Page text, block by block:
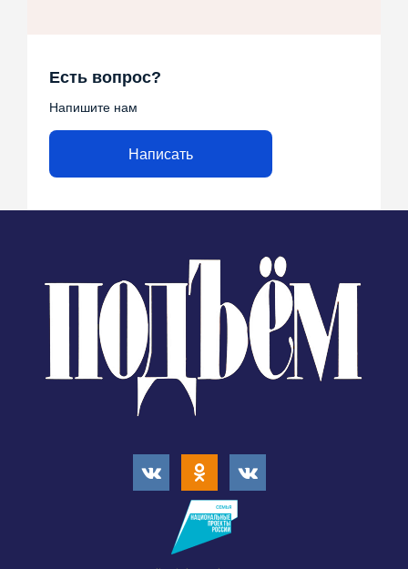
Есть вопрос?
Напишите нам
Написать